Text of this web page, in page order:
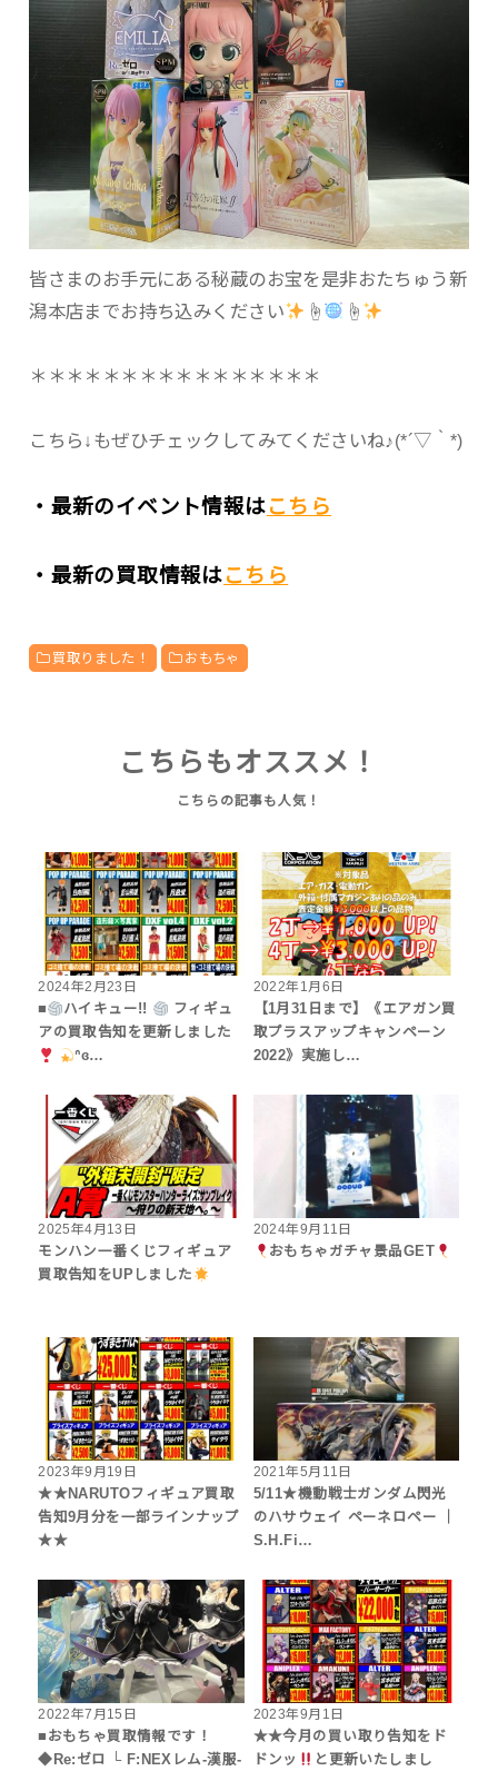
皆さまのお手元にある秘蔵のお宝を是非おたちゅう新
潟本店までお持ち込みください
☝ ☝
＊＊＊＊＊＊＊＊＊＊＊＊＊＊＊＊
こちら↓もぜひチェックしてみてくださいね♪(*´▽｀*)
・最新のイベント情報はこちら
・最新の買取情報はこちら
買取りました！ おもちゃ
こちらもオススメ！
2024年2月23日
■
ハイキュー!!
フィギュ
アの買取告知を更新しました
ᐢɞ…
2022年1月6日
【1月31日まで】《エアガン買
取プラスアップキャンペーン
2022》実施し…
2025年4月13日
モンハン一番くじフィギュア
買取告知をUPしました
2024年9月11日
おもちゃガチャ景品GET
2023年9月19日
★★NARUTOフィギュア買取
告知9月分を一部ラインナップ
★★
2021年5月11日
5/11★機動戦士ガンダム閃光
のハサウェイ ペーネロペー ｜
S.H.Fi…
2022年7月15日
■おもちゃ買取情報です！
◆Re:ゼロ └ F:NEXレム-漢服-
2023年9月1日
★★今月の買い取り告知をド
ドンッ
と更新いたしまし